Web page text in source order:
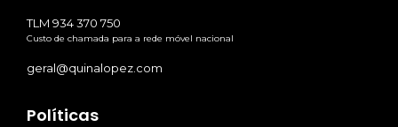
TLM 934 370 750
Custo de chamada para a rede móvel nacional
geral@quinalopez.com
Políticas